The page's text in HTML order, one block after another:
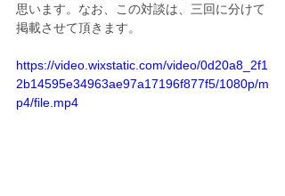
思います。なお、この対談は、三回に分けて
掲載させて頂きます。
https://video.wixstatic.com/video/0d20a8_2f1
2b14595e34963ae97a17196f877f5/1080p/m
p4/file.mp4